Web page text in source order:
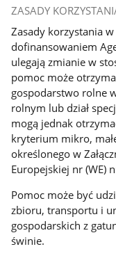
ZASADY
Zasady korzystania
dofinansowaniem
ulegają zmianie w
pomoc może
gospodarstwo rolne
rolnym lub dział
mogą jednak
kryterium mikro,
określonego w
Europejskiej nr (WE)
Pomoc może być
zbioru, transportu i
gospodarskich z
świnie.